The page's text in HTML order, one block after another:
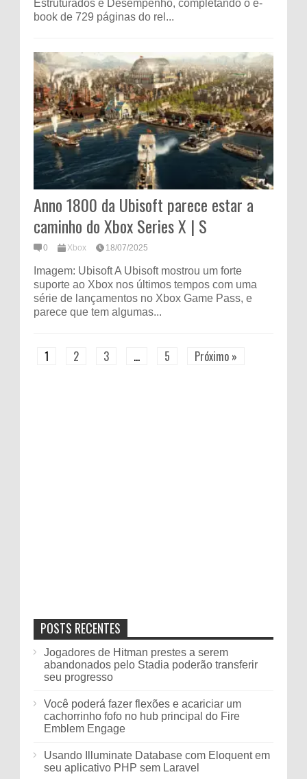
Estruturados e Desempenho, completando o e-
book de 729 páginas do rel...
Anno 1800 da Ubisoft parece estar a
caminho do Xbox Series X | S
0 Xbox 18/07/2025
Imagem: Ubisoft A Ubisoft mostrou um forte
suporte ao Xbox nos últimos tempos com uma
série de lançamentos no Xbox Game Pass, e
parece que tem algumas...
1 2 3 … 5 Próximo »
POSTS RECENTES
Jogadores de Hitman prestes a serem
abandonados pelo Stadia poderão transferir
seu progresso
Você poderá fazer flexões e acariciar um
cachorrinho fofo no hub principal do Fire
Emblem Engage
Usando Illuminate Database com Eloquent em
seu aplicativo PHP sem Laravel